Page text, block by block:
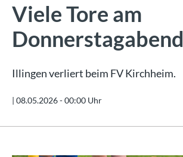
Viele Tore am
Donnerstagabend
Illingen verliert beim FV Kirchheim.
| 08.05.2026 - 00:00 Uhr